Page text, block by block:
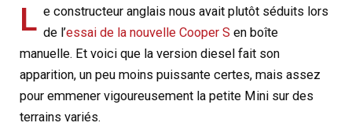
L e constructeur anglais nous avait plutôt séduits lors
de l’essai de la nouvelle Cooper S en boîte
manuelle. Et voici que la version diesel fait son
apparition, un peu moins puissante certes, mais assez
pour emmener vigoureusement la petite Mini sur des
terrains variés.